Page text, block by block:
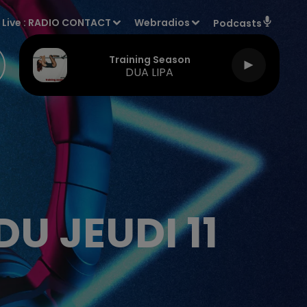
Live : RADIO CONTACT Webradios Podcasts
Training Season
DUA LIPA
JEUDI 11